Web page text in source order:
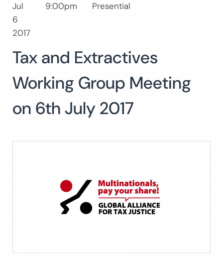
Jul
6
2017
9:00pm Presential
Tax and Extractives
Working Group Meeting
on 6th July 2017